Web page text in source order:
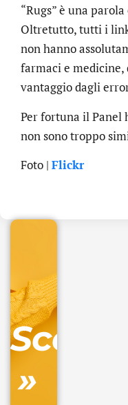
“Rugs” è una
Oltretutto, tutti i
non hanno
farmaci e
vantaggio dagli
Per fortuna il Panel
non sono troppo
Foto | Flickr
Scopri
»